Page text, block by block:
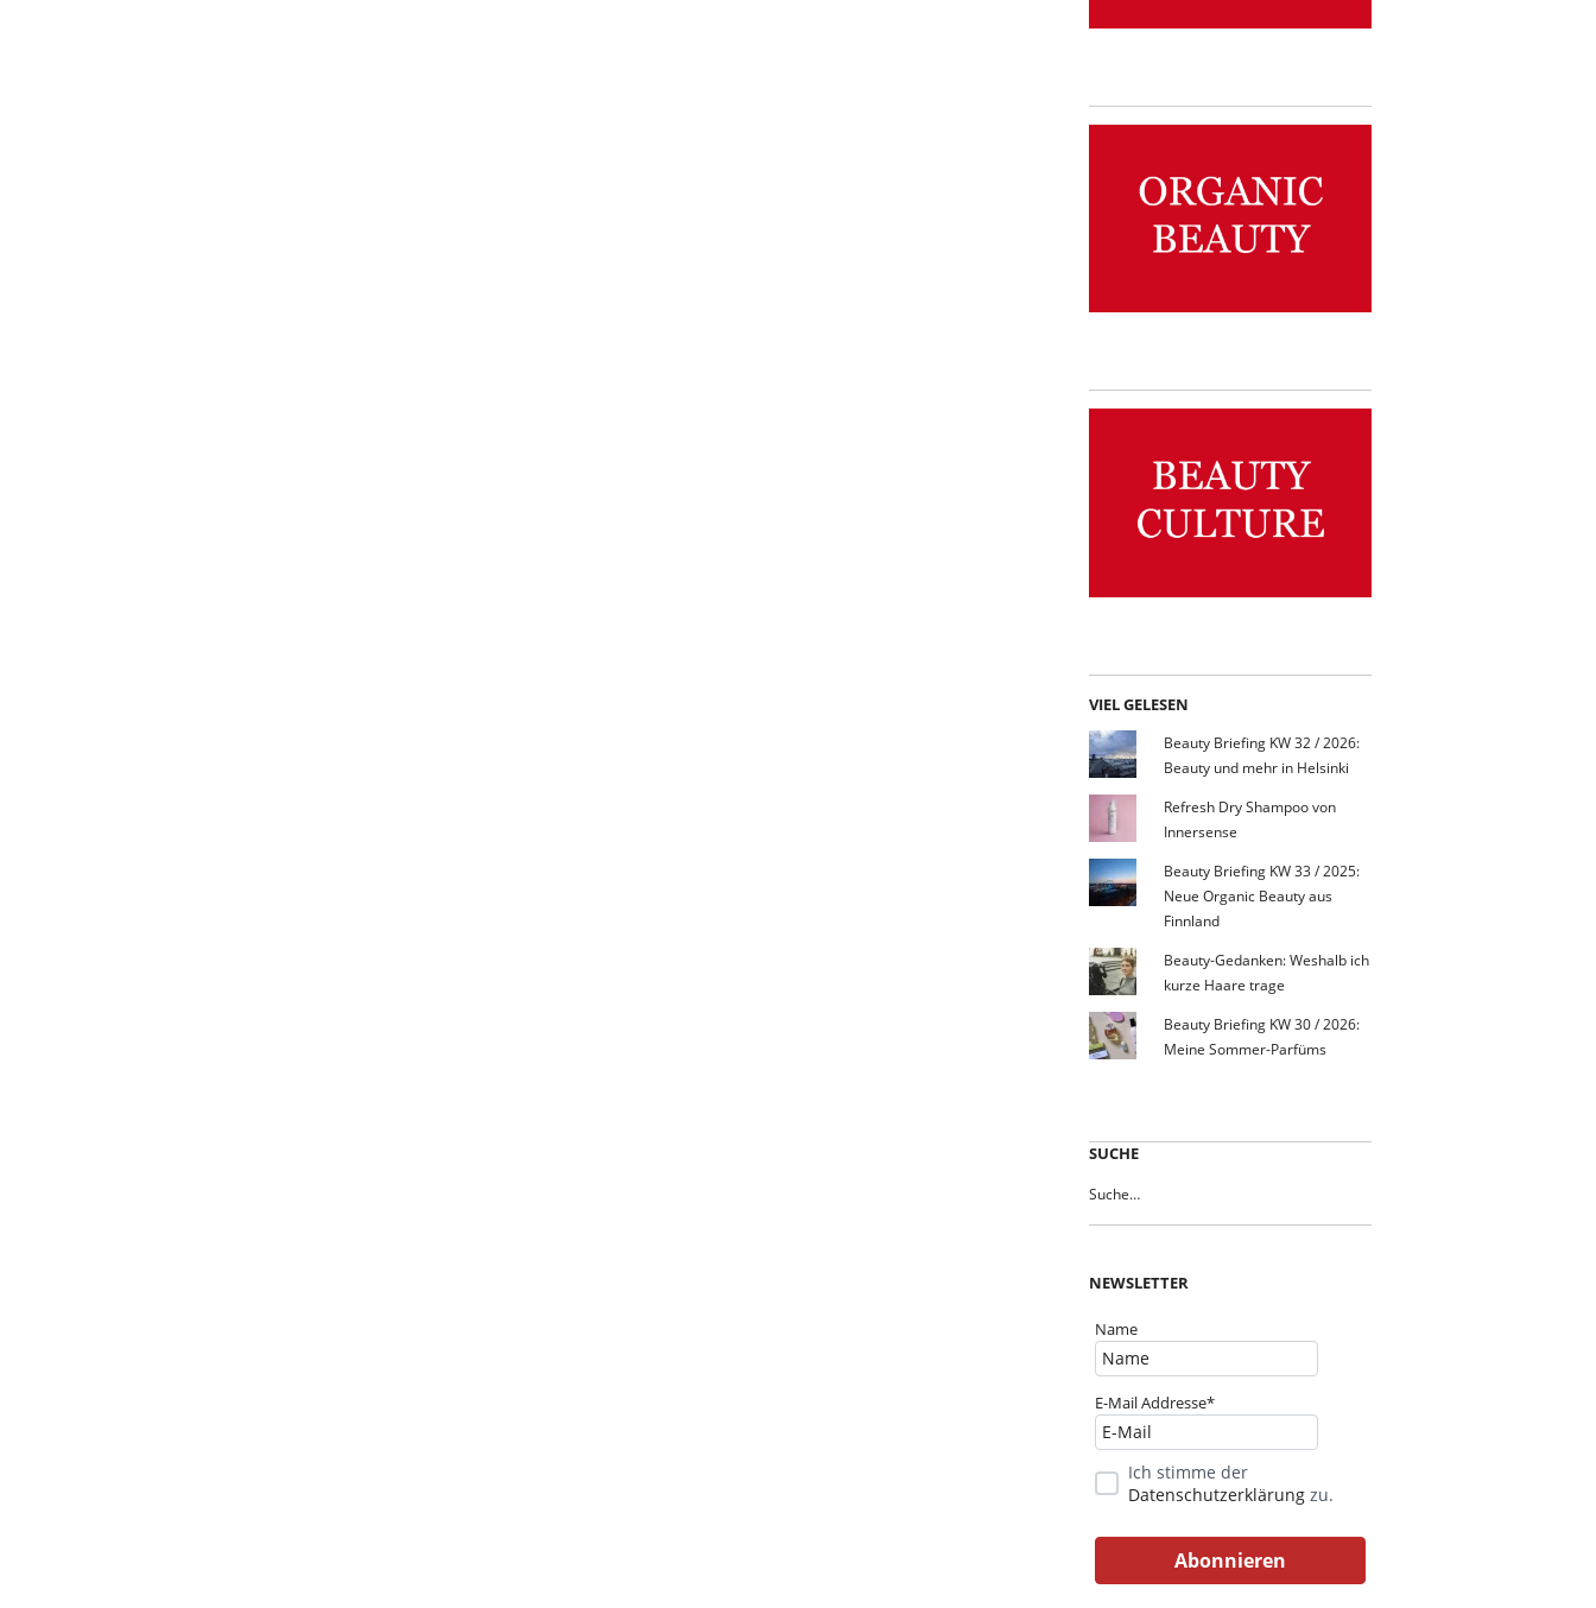
VIEL GELESEN
Beauty Briefing KW 32 / 2026:
Beauty und mehr in Helsinki
Refresh Dry Shampoo von
Innersense
Beauty Briefing KW 33 / 2025:
Neue Organic Beauty aus
Finnland
Beauty-Gedanken: Weshalb ich
kurze Haare trage
Beauty Briefing KW 30 / 2026:
Meine Sommer-Parfüms
SUCHE
NEWSLETTER
Name
E-Mail Addresse*
Ich stimme der
Datenschutzerklärung zu.